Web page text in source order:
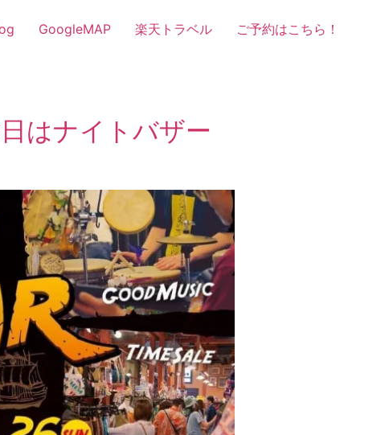
GoogleMAP 楽天トラベル ご予約はこちら！
はナイトバザー